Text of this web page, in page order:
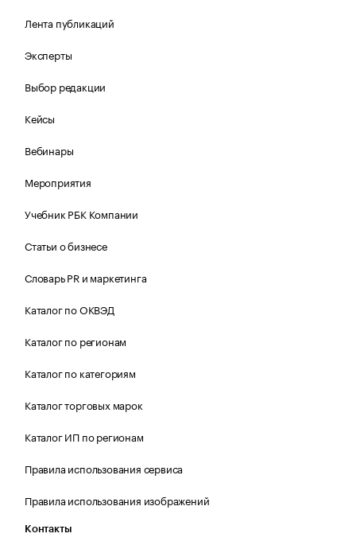
Лента публикаций
Эксперты
Выбор редакции
Кейсы
Вебинары
Мероприятия
Учебник РБК Компании
Статьи о бизнесе
Словарь PR и маркетинга
Каталог по ОКВЭД
Каталог по регионам
Каталог по категориям
Каталог торговых марок
Каталог ИП по регионам
Правила использования сервиса
Правила использования изображений
Контакты